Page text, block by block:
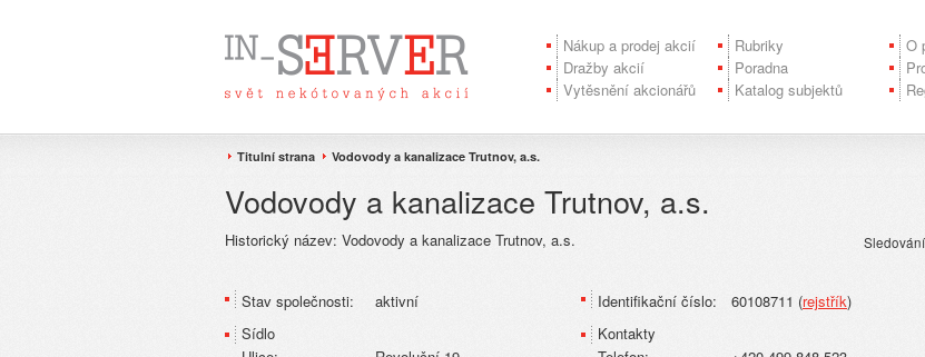
Nákup a prodej akcií
Dražby akcií
Vytěsnění akcionářů
Rubriky
Poradna
Katalog subjektů
O
Titulní strana Vodovody a kanalizace Trutnov, a.s.
Vodovody a kanalizace Trutnov, a.s.
Historický název: Vodovody a kanalizace Trutnov, a.s.
Stav společnosti:
aktivní
Sídlo
Identifikační číslo: 60108711 (rejstřík)
Kontakty